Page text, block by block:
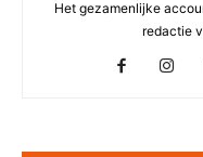
Het gezamenlijke
redactie